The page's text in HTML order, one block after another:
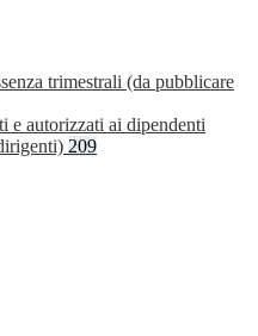
trimestrali (da pubblicare
e autorizzati ai dipendenti
209